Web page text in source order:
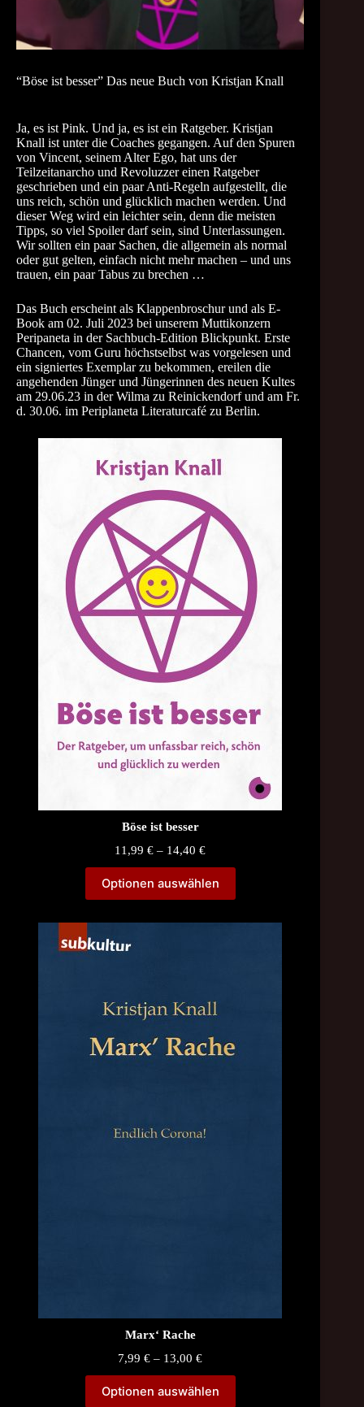
“Böse ist besser” Das neue Buch von Kristjan Knall
Ja, es ist Pink. Und ja, es ist ein Ratgeber. Kristjan
Knall ist unter die Coaches gegangen. Auf den Spuren
von Vincent, seinem Alter Ego, hat uns der
Teilzeitanarcho und Revoluzzer einen Ratgeber
geschrieben und ein paar Anti-Regeln aufgestellt, die
uns reich, schön und glücklich machen werden. Und
dieser Weg wird ein leichter sein, denn die meisten
Tipps, so viel Spoiler darf sein, sind Unterlassungen.
Wir sollten ein paar Sachen, die allgemein als normal
oder gut gelten, einfach nicht mehr machen – und uns
trauen, ein paar Tabus zu brechen …
Das Buch erscheint als Klappenbroschur und als E-
Book am 02. Juli 2023 bei unserem Muttikonzern
Peripaneta in der Sachbuch-Edition Blickpunkt. Erste
Chancen, vom Guru höchstselbst was vorgelesen und
ein signiertes Exemplar zu bekommen, ereilen die
angehenden Jünger und Jüngerinnen des neuen Kultes
am 29.06.23 in der Wilma zu Reinickendorf und am Fr.
d. 30.06. im Periplaneta Literaturcafé zu Berlin.
Böse ist besser
11,99€ – 14,40€Price
through
Optionen auswählen
Marx‘ Rache
7,99€ – 13,00€Price
7,99 €
through
Optionen auswählen